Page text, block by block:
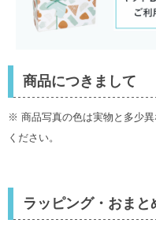
商品につきまして
※ 商品写真の色は実物と多少
ください。
ラッピング・おま